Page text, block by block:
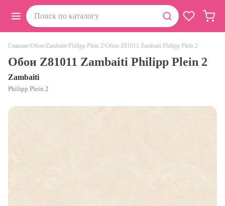
Главная›Обои›Zambaiti› Philipp Plein 2›Обои Z81011 Zambaiti Philipp Plein 2
Обои Z81011 Zambaiti Philipp Plein 2
Zambaiti
Philipp Plein 2